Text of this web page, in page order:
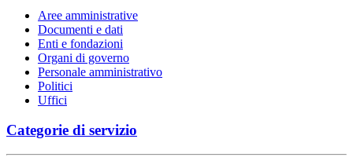
Aree amministrative
Documenti e dati
Enti e fondazioni
Organi di governo
Personale amministrativo
Politici
Uffici
Categorie di servizio